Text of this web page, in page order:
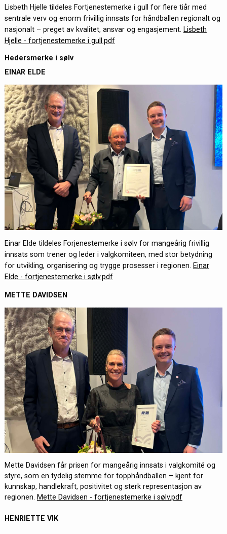
Lisbeth Hjelle tildeles Fortjenestemerke i gull for flere tiår med
sentrale verv og enorm frivillig innsats for håndballen regionalt og
nasjonalt – preget av kvalitet, ansvar og engasjement. Lisbeth
Hjelle - fortjenestemerke i gull.pdf
Hedersmerke i sølv
EINAR ELDE
Einar Elde tildeles Forjenestemerke i sølv for mangeårig frivillig
innsats som trener og leder i valgkomiteen, med stor betydning
for utvikling, organisering og trygge prosesser i regionen.
Einar
Elde - fortjenestemerke i sølv.pdf
METTE DAVIDSEN
Mette Davidsen får prisen for mangeårig innsats i valgkomité og
styre, som en tydelig stemme for topphåndballen – kjent for
kunnskap, handlekraft, positivitet og sterk representasjon av
regionen. Mette Davidsen - fortjenestemerke i sølv.pdf
HENRIETTE VIK